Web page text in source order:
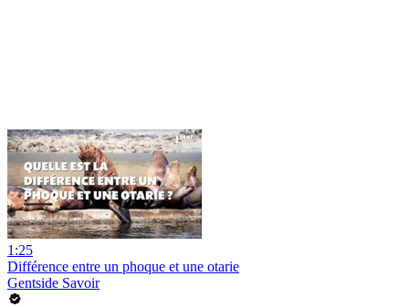
1:25
Différence entre un phoque et une otarie
Gentside Savoir